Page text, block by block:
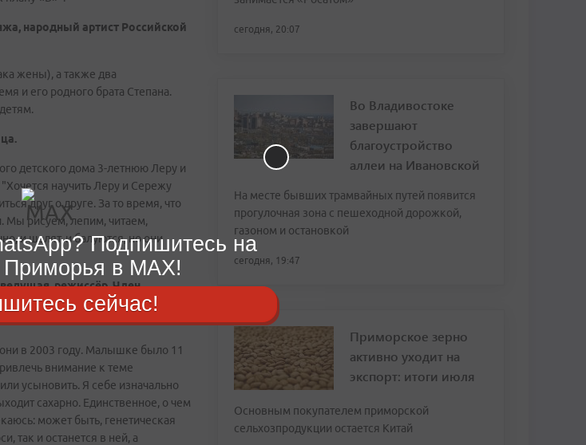
народный артист Российской
жены), а также два
и его родного брата Степана.
детского дома 3-летнюю Леру и
научить Леру и Сережу
друг о друге. За то время, что
Мы рисуем, лепим, читаем,
и шалят, и балуются, но они
режиссёр. Член
в прошлом - член Совета
в 2003 году. Малышке было 11
внимание к теме
усыновить. Я себе изначально
сахарно. Единственное, о чем
может быть, генетическая
так и останется в ней, а
сегодня, 20:07
Во Владивостоке
завершают
благоустройство
аллеи на Ивановской
На месте бывших трамвайных путей появится
прогулочная зона с пешеходной дорожкой,
газоном и остановкой
сегодня, 19:47
Приморское зерно
активно уходит на
экспорт: итоги июля
Основным покупателем приморской
сельхозпродукции остается Китай
Подпишитесь на
Приморья в MAX!
сейчас!